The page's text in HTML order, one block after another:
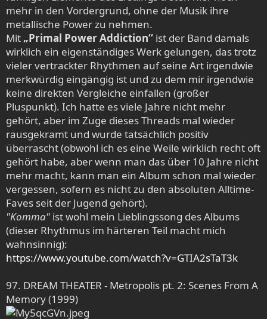
mehr in den Vordergrund, ohne der Musik ihre
metallische Power zu nehmen.
Mit „Primal Power Addiction“ ist der Band damals
wirklich ein eigenständiges Werk gelungen, das trotz
vieler vertrackter Rhythmen auf seine Art irgendwie
merkwürdig eingängig ist und zu dem mir irgendwie
keine direkten Vergleiche einfallen (großer
Pluspunkt). Ich hatte es viele Jahre nicht mehr
gehört, aber im Zuge dieses Threads mal wieder
rausgekramt und wurde tatsächlich positiv
überrascht (obwohl ich es eine Weile wirklich recht oft
gehört habe, aber wenn man das über 10 Jahre nicht
mehr macht, kann man ein Album schon mal wieder
vergessen, sofern es nicht zu den absoluten Alltime-
Faves seit der Jugend gehört).
"Komma" ist wohl mein Lieblingssong des Albums
(dieser Rhythmus im härteren Teil macht mich
wahnsinnig):
https://www.youtube.com/watch?v=GTIA2sTaT3k
97. DREAM THEATER - Metropolis pt. 2: Scenes From A
Memory (1999)